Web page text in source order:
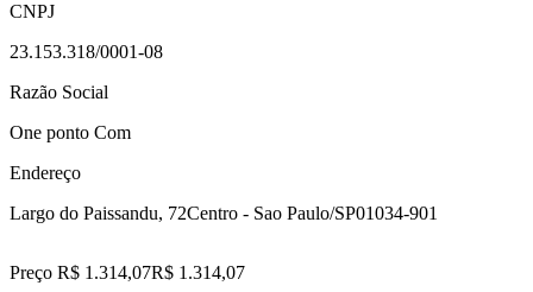
CNPJ
23.153.318/0001-08
Razão Social
One ponto Com
Endereço
Largo do Paissandu, 72Centro - Sao Paulo/SP01034-901
Preço R$ 1.314,07R$ 1.314,07